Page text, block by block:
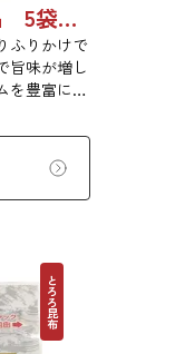
ふりかけ昆布 60g 単品 5袋セット 20袋セット 5102
ふりかけで
旨味が増し
を豊富に含
活のため
品は第20回
とろろ昆布